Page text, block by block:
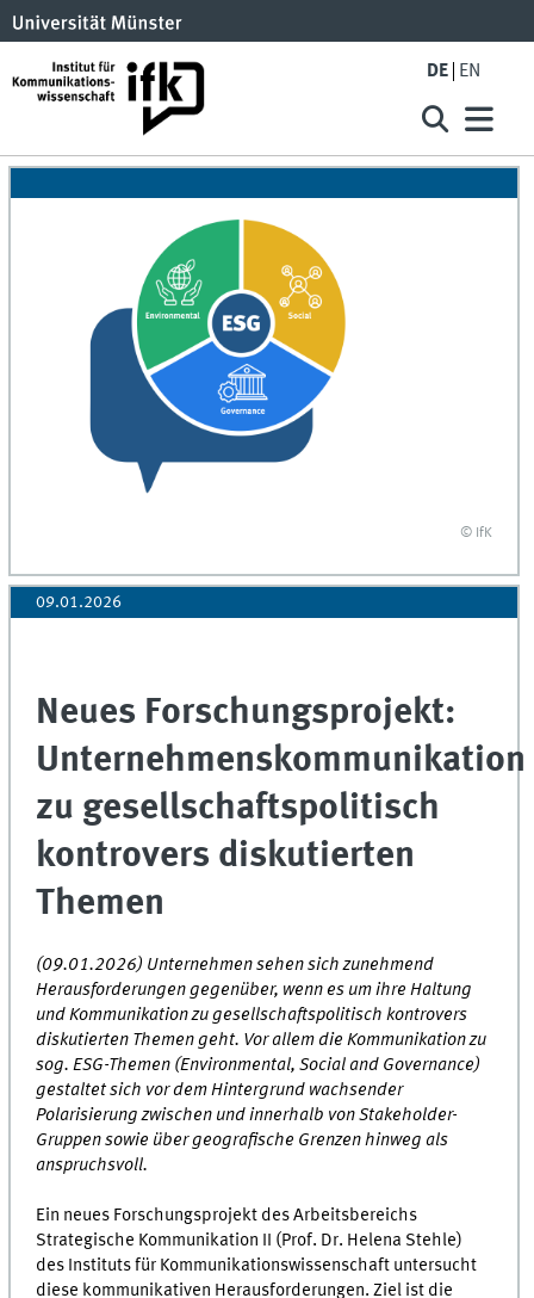
DE EN
© IfK
09.01.2026
Neues Forschungsprojekt:
Unternehmenskommunikation
zu gesellschaftspolitisch
kontrovers diskutierten
Themen
(09.01.2026) Unternehmen sehen sich zunehmend
Herausforderungen gegenüber, wenn es um ihre Haltung
und Kommunikation zu gesellschaftspolitisch kontrovers
diskutierten Themen geht. Vor allem die Kommunikation zu
sog. ESG-Themen (Environmental, Social and Governance)
gestaltet sich vor dem Hintergrund wachsender
Polarisierung zwischen und innerhalb von Stakeholder-
Gruppen sowie über geografische Grenzen hinweg als
anspruchsvoll.
Ein neues Forschungsprojekt des Arbeitsbereichs
Strategische Kommunikation II (Prof. Dr. Helena Stehle)
des Instituts für Kommunikationswissenschaft untersucht
diese kommunikativen Herausforderungen. Ziel ist die